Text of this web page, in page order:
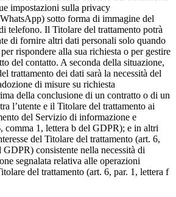
impostazioni sulla privacy
sotto forma di immagine del
telefono. Il Titolare del trattamento potrà
di fornire altri dati personali solo quando
rispondere alla sua richiesta o per gestire
del contatto. A seconda della situazione,
trattamento dei dati sarà la necessità del
di misure su richiesta
della conclusione di un contratto o di un
l’utente e il Titolare del trattamento ai
del Servizio di informazione e
comma 1, lettera b del GDPR); e in altri
del Titolare del trattamento (art. 6,
GDPR) consistente nella necessità di
segnalata relativa alle operazioni
del trattamento (art. 6, par. 1, lettera f